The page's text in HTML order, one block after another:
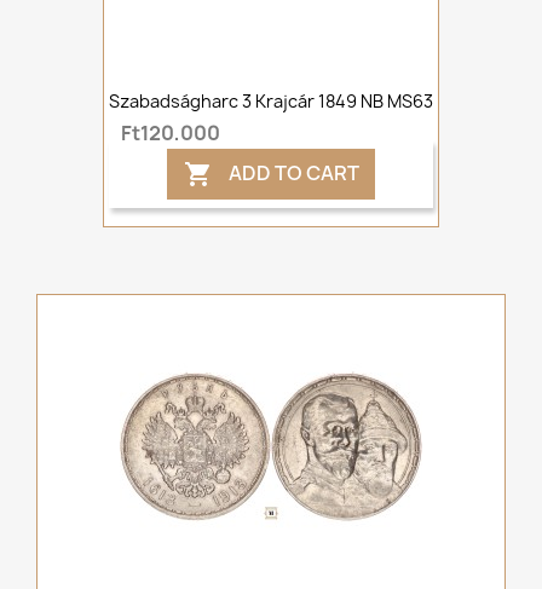
Szabadságharc 3 Krajcár 1849 NB MS63
Ft120,000
 ADD TO CART